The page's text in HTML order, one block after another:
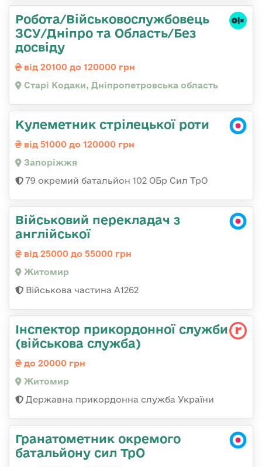
Робота/Військовослужбовець
ЗСУ/Дніпро та Область/Без
досвіду
від 20100 до 120000 грн
Старі Кодаки, Дніпропетровська область
Кулеметник стрілецької роти
від 51000 до 120000 грн
Запоріжжя
79 окремий батальйон 102 ОБр Сил ТрО
Військовий перекладач з
англійської
від 25000 до 55000 грн
Житомир
Військова частина А1262
Інспектор прикордонної служби
(військова служба)
до 20000 грн
Житомир
Державна прикордонна служба України
Гранатометник окремого
батальйону сил ТрО